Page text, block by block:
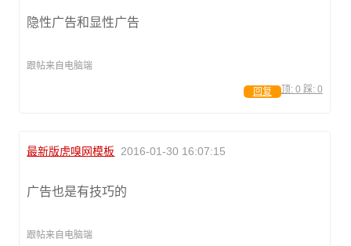
隐性广告和显性广告
跟帖来自电脑端
顶: 0 踩: 0
回复
最新版虎嗅网模板 2016-01-30 16:07:15
广告也是有技巧的
跟帖来自电脑端